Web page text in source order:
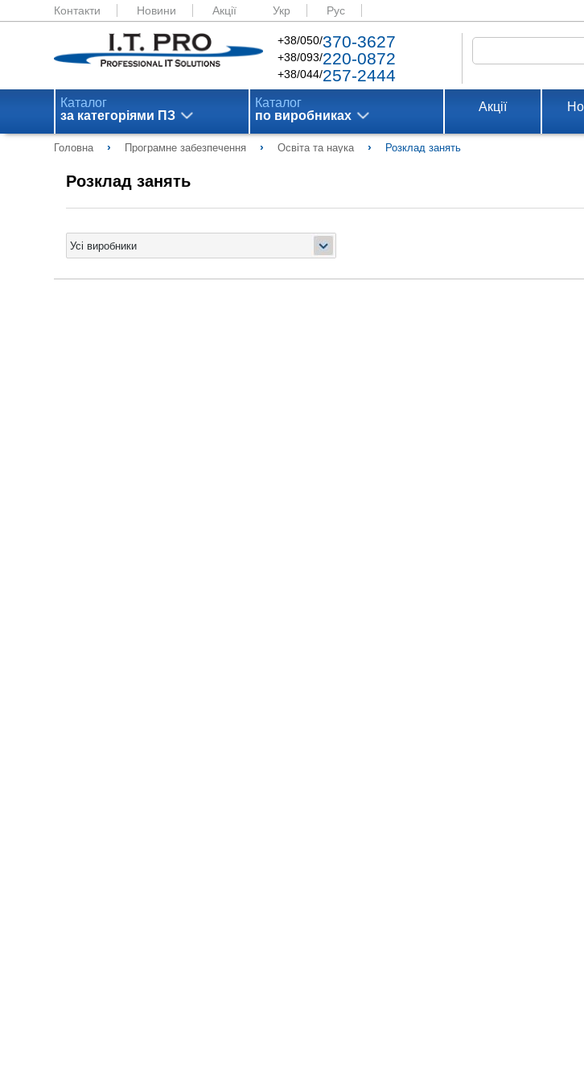
Контакти Новини Акції Укр Рус
+38/050/370-3627
+38/093/220-0872
+38/044/257-2444
Каталог
за категоріями ПЗ
Каталог
по виробниках
Акції
Головна › Програмне забезпечення › Освіта та наука › Розклад занять
Розклад занять